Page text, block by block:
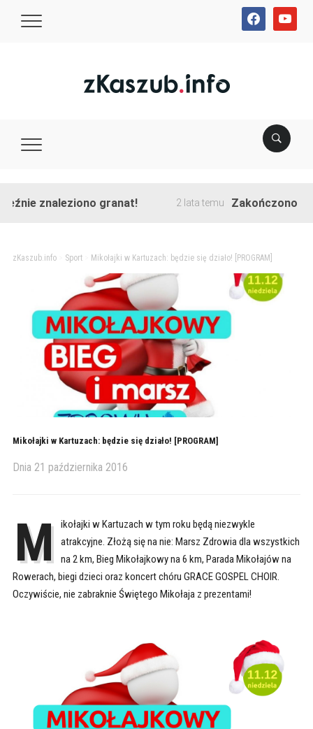
facebookyoutube
znaleziono granat! 2 lata temu Zakończono
zKaszub.info> Sport> Mikołajki w Kartuzach: będzie się działo! [PROGRAM]
Mikołajki w Kartuzach: będzie się działo! [PROGRAM]
Dnia 21 października 2016
M ikołajki w Kartuzach w tym roku będą niezwykle
atrakcyjne. Złożą się na nie: Marsz Zdrowia dla wszystkich
na 2 km, Bieg Mikołajkowy na 6 km, Parada Mikołajów na
Rowerach, biegi dzieci oraz koncert chóru GRACE GOSPEL CHOIR.
Oczywiście, nie zabraknie Świętego Mikołaja z prezentami!